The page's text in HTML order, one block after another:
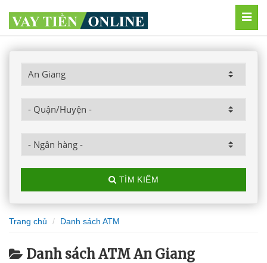
TÌM KIẾM
Trang chủ Danh sách ATM
Danh sách ATM An Giang